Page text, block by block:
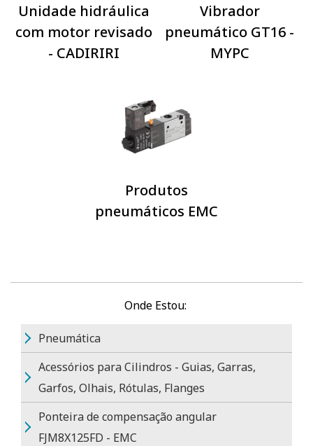
Unidade hidráulica
com motor revisado
- CADIRIRI
Vibrador
pneumático GT16 -
MYPC
Produtos
pneumáticos EMC
Onde Estou:
Pneumática
Acessórios para Cilindros - Guias, Garras,
Garfos, Olhais, Rótulas, Flanges
Ponteira de compensação angular
FJM8X125FD - EMC